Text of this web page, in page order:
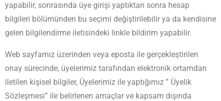
yapabilir, sonrasında üye girişi yaptıktan sonra hesap
bilgileri bölümünden bu seçimi değiştirilebilir ya da kendisine
gelen bilgilendirme iletisindeki linkle bildirim yapabilir.
Web sayfamız üzerinden veya eposta ile gerçekleştirilen
onay sürecinde, üyelerimiz tarafından elektronik ortamdan
iletilen kişisel bilgiler, Üyelerimiz ile yaptığımız ” Üyelik
Sözleşmesi” ile belirlenen amaçlar ve kapsam dışında